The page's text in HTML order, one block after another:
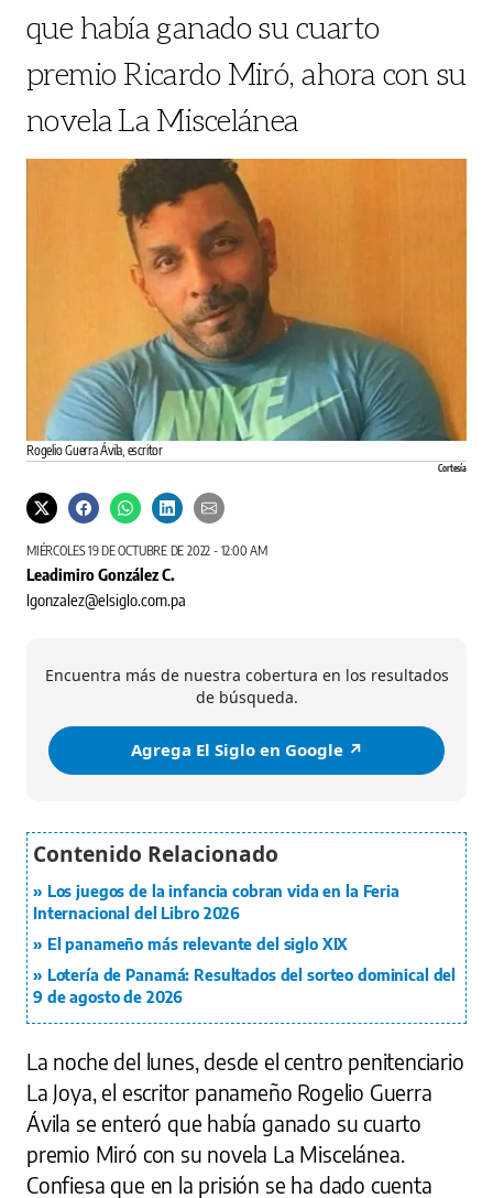
que había ganado su cuarto
premio Ricardo Miró, ahora con su
novela La Miscelánea
Rogelio Guerra Ávila, escritor
Cortesía
MIÉRCOLES 19 DE OCTUBRE DE 2022 - 12:00 AM
Leadimiro González C.
lgonzalez@elsiglo.com.pa
Encuentra más de nuestra cobertura en los resultados
de búsqueda.
Agrega El Siglo en Google ↗️
Los juegos de la infancia cobran vida en la Feria
Internacional del Libro 2026
El panameño más relevante del siglo XIX
Lotería de Panamá: Resultados del sorteo dominical del
9 de agosto de 2026
La noche del lunes, desde el centro penitenciario
La Joya, el escritor panameño Rogelio Guerra
Ávila se enteró que había ganado su cuarto
premio Miró con su novela La Miscelánea.
Confiesa que en la prisión se ha dado cuenta